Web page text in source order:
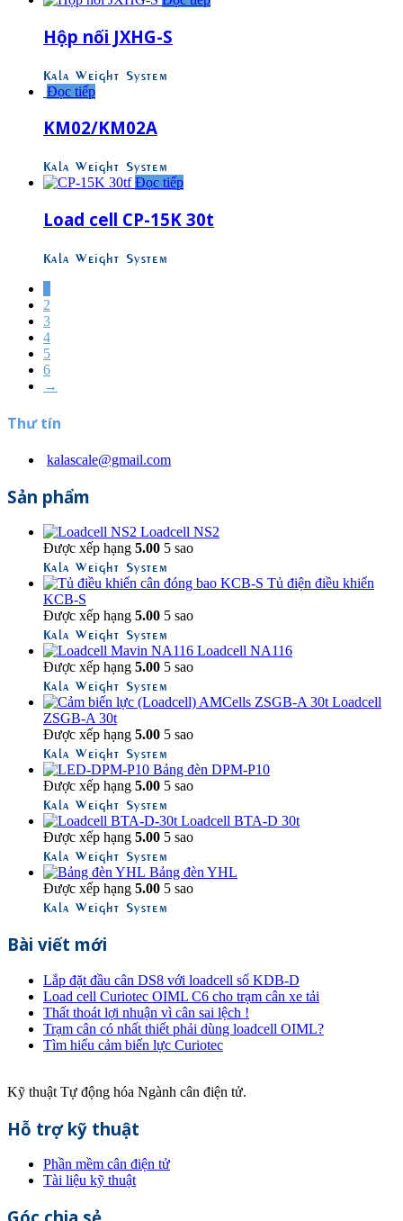
Hộp nối JXHG-S
Kala Weight System
Đọc tiếp
KM02/KM02A
Kala Weight System
Đọc tiếp
Load cell CP-15K 30t
Kala Weight System
2
3
4
5
6
→
Thư tín
kalascale@gmail.com
Sản phẩm
Loadcell NS2
Được xếp hạng 5.00 5 sao
Kala Weight System
Tủ điện điều khiển
KCB-S
Được xếp hạng 5.00 5 sao
Kala Weight System
Loadcell NA116
Được xếp hạng 5.00 5 sao
Kala Weight System
Loadcell
ZSGB-A 30t
Được xếp hạng 5.00 5 sao
Kala Weight System
Bảng đèn DPM-P10
Được xếp hạng 5.00 5 sao
Kala Weight System
Loadcell BTA-D 30t
Được xếp hạng 5.00 5 sao
Kala Weight System
Bảng đèn YHL
Được xếp hạng 5.00 5 sao
Kala Weight System
Bài viết mới
Lắp đặt đầu cân DS8 với loadcell số KDB-D
Load cell Curiotec OIML C6 cho trạm cân xe tải
Thất thoát lợi nhuận vì cân sai lệch !
Trạm cân có nhất thiết phải dùng loadcell OIML?
Tìm hiểu cảm biến lực Curiotec
Kỹ thuật Tự động hóa Ngành cân điện tử.
Hỗ trợ kỹ thuật
Phần mềm cân điện tử
Tài liệu kỹ thuật